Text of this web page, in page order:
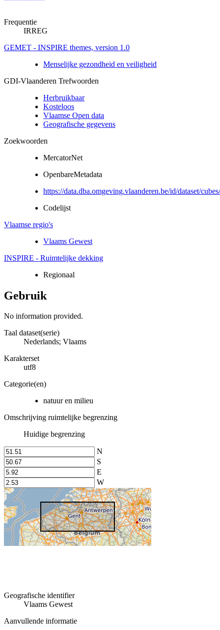
Frequentie
IRREG
GEMET - INSPIRE themes, version 1.0
Menselijke gezondheid en veiligheid
GDI-Vlaanderen Trefwoorden
Herbruikbaar
Kosteloos
Vlaamse Open data
Geografische gegevens
Zoekwoorden
MercatorNet
OpenbareMetadata
https://data.dba.omgeving.vlaanderen.be/id/dataset/
Codelijst
Vlaamse regio's
Vlaams Gewest
INSPIRE - Ruimtelijke dekking
Regionaal
Gebruik
No information provided.
Taal dataset(serie)
Nederlands; Vlaams
Karakterset
utf8
Categorie(en)
natuur en milieu
Omschrijving ruimtelijke begrenzing
Huidige begrenzing
N
S
E
W
Geografische identifier
Vlaams Gewest
Aanvullende informatie